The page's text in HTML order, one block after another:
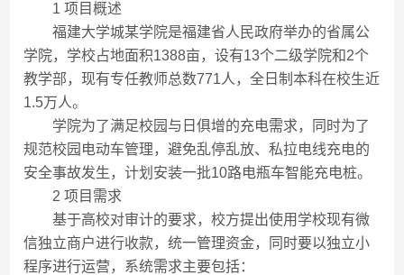
1 项目概述
福建大学城某学院是福建省人民政府举办的省属公
学院，学校占地面积1388亩，设有13个二级学院和2个
教学部，现有专任教师总数771人，全日制本科在校生近
1.5万人。
学院为了满足校园与日俱增的充电需求，同时为了
规范校园电动车管理，避免乱停乱放、私拉电线充电的
安全事故发生，计划安装一批10路电瓶车智能充电桩。
2 项目需求
基于高校对审计的要求，校方提出使用学校现有微
信独立商户进行收款，统一管理资金，同时要以独立小
程序进行运营，系统需求主要包括：